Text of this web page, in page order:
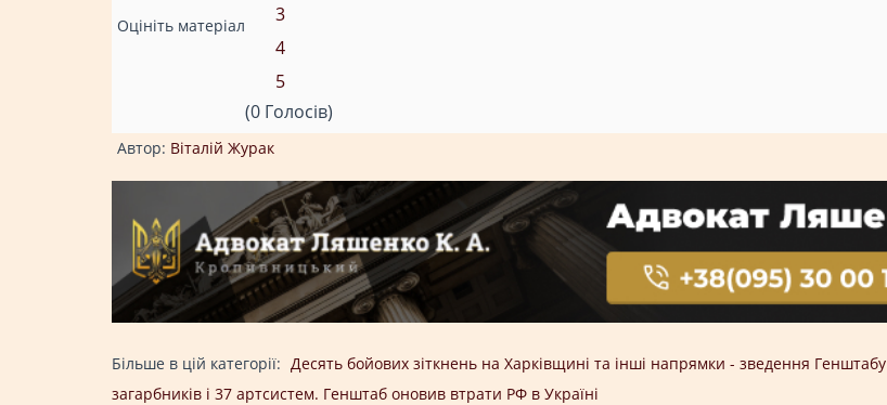
Оцініть матеріал
3
4
5
(0 Голосів)
Автор: Віталій Журак
Більше в цій категорії: Десять бойових зіткнень на Харківщині та інші напрямки - зведення Генштабу
загарбників і 37 артсистем. Генштаб оновив втрати РФ в Україні